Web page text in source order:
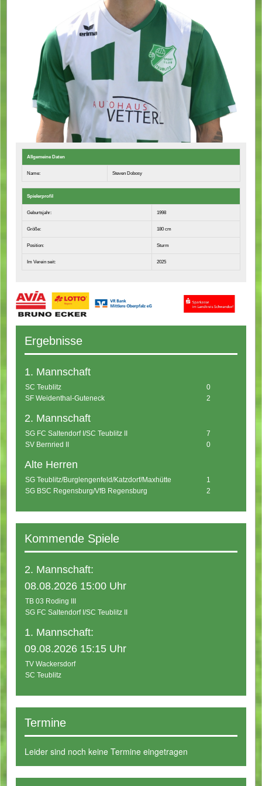
Allgemeine Daten
Name: Steven Dobosy
Spielerprofil
Geburtsjahr: 1998
Größe: 180 cm
Position: Sturm
Im Verein seit: 2025
Ergebnisse
1. Mannschaft
SC Teublitz
0
SF Weidenthal-Guteneck
2
2. Mannschaft
SG FC Saltendorf I/SC Teublitz II
7
SV Bernried II
0
Alte Herren
SG Teublitz/Burglengenfeld/Katzdorf/Maxhütte
1
SG BSC Regensburg/VfB Regensburg
2
Kommende Spiele
2. Mannschaft:
08.08.2026 15:00 Uhr
TB 03 Roding III
SG FC Saltendorf I/SC Teublitz II
1. Mannschaft:
09.08.2026 15:15 Uhr
TV Wackersdorf
SC Teublitz
Termine
Leider sind noch keine Termine eingetragen